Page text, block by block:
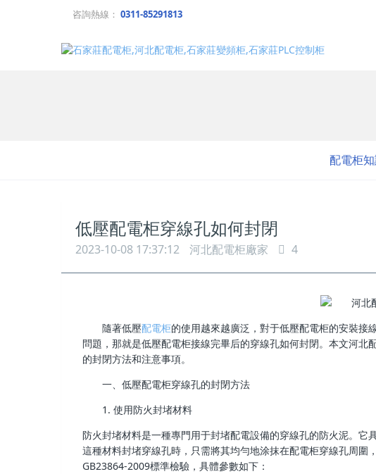
咨詢熱線： 0311-85291813
配電柜
低壓配電柜穿線孔如何封閉
2023-10-08 17:37:12 河北配電柜廠家 4
隨著低壓配電柜的使用越來越廣泛，對于低壓配電柜的安裝接
問題，那就是低壓配電柜接線完畢后的穿線孔如何封閉。本文河
的封閉方法和注意事項。
一、低壓配電柜穿線孔的封閉方法
1. 使用防火封堵材料
防火封堵材料是一種專門用于封堵配電設備的穿線孔的防火泥。
這種材料封堵穿線孔時，只需將其均勻地涂抹在配電柜穿線孔周
GB23864-2009標準檢驗，具體參數如下：